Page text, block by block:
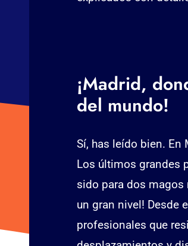
¡Madrid,
del mundo!
Sí, has leído bien.
Los últimos grandes
sido para dos magos
un gran nivel! Desde
profesionales que